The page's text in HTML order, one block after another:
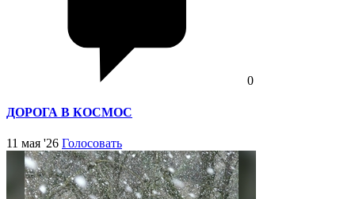
0
ДОРОГА В КОСМОС
11 мая '26 Голосовать